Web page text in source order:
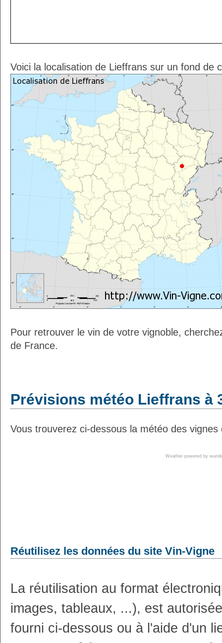
Voici la localisation de Lieffrans sur un fond de
Pour retrouver le vin de votre vignoble,
de France.
Prévisions météo Lieffrans à
Vous trouverez ci-dessous la météo des
Weather powered by
Réutilisez les données du site Vin-Vigne
La réutilisation au format
images, tableaux, ...), est
fourni ci-dessous ou à l'aide d'un